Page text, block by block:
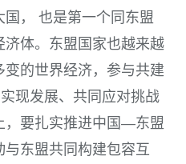
， 也是第一个同东盟
体。东盟国家也越来越
的世界经济，参与共建
现发展、共同应对挑战
，要扎实推进中国—东盟
东盟共同构建包容互